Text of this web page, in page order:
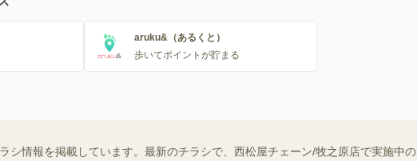
aruku&（あるくと）
歩いてポイントが貯まる
シ情報を掲載しています。最新のチラシで、西松屋チェーン/牧之原店で実施中